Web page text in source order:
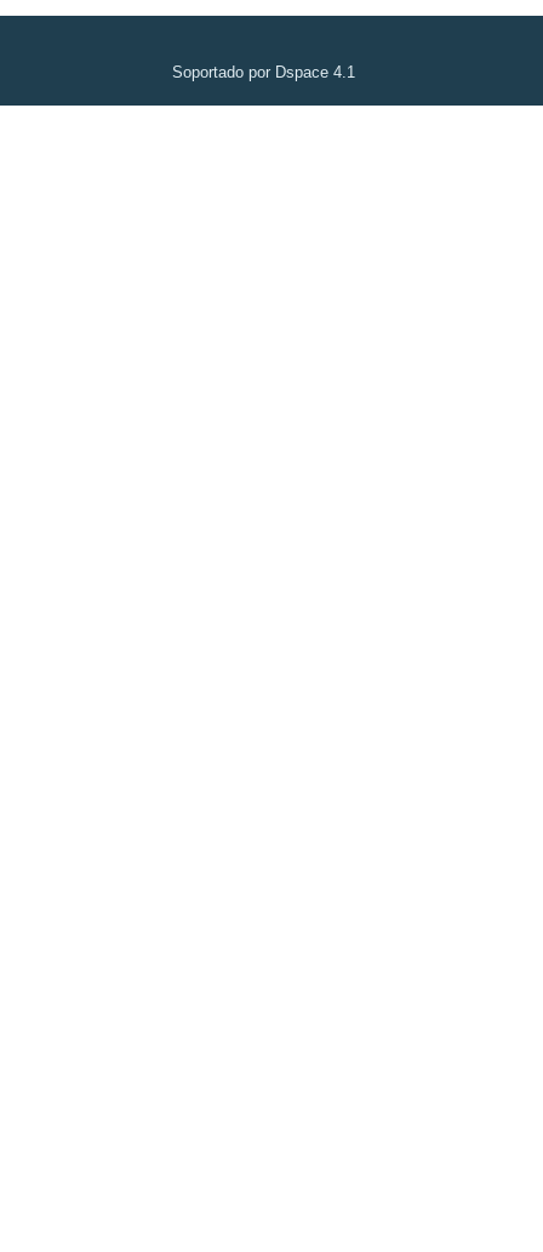
Soportado por Dspace 4.1